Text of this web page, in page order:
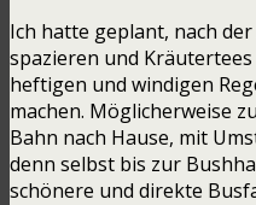
Ich hatte geplant, nach
spazieren und
heftigen und windigen
machen. Möglicherweise
Bahn nach Hause, mit
denn selbst bis zur
schönere und direkte